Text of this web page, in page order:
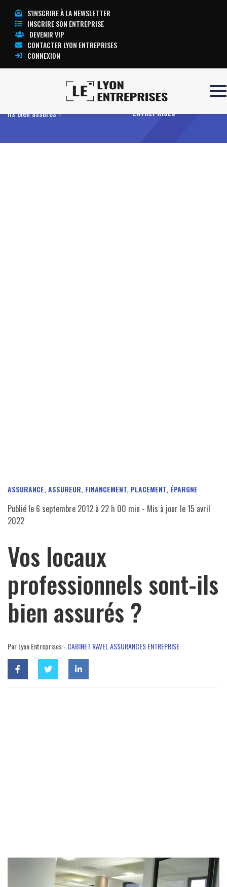
S'INSCRIRE À LA NEWSLETTER
INSCRIRE SON ENTREPRISE
DEVENIR VIP
CONTACTER LYON ENTREPRISES
CONNEXION
Vos locaux professionnels sont-
ils bien assurés ?
TOUTE L’ACTUALITÉ LYON
ENTREPRISES
ASSURANCE, ASSUREUR, FINANCEMENT, PLACEMENT, ÉPARGNE
Publié le 6 septembre 2012 à 22 h 00 min - Mis à jour le15 avril
2022
Vos locaux
professionnels sont-ils
bien assurés ?
Par Lyon Entreprises - CABINET RAVEL ASSURANCES ENTREPRISE